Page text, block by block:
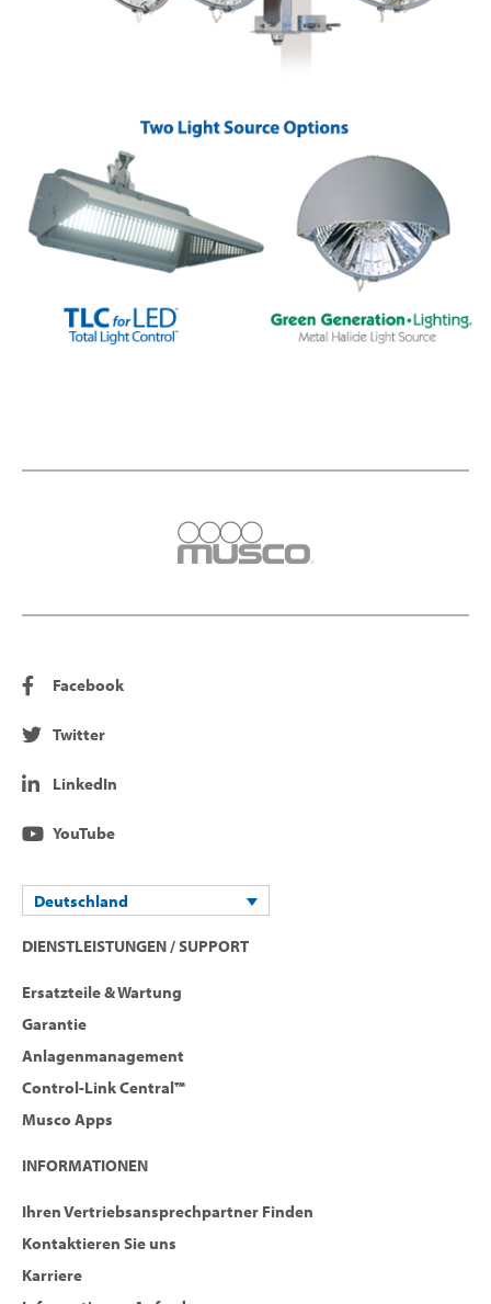
Facebook
Twitter
LinkedIn
YouTube
Deutschland
DIENSTLEISTUNGEN / SUPPORT
Ersatzteile & Wartung
Garantie
Anlagenmanagement
Control-Link Central™
Musco Apps
INFORMATIONEN
Ihren Vertriebsansprechpartner Finden
Kontaktieren Sie uns
Karriere